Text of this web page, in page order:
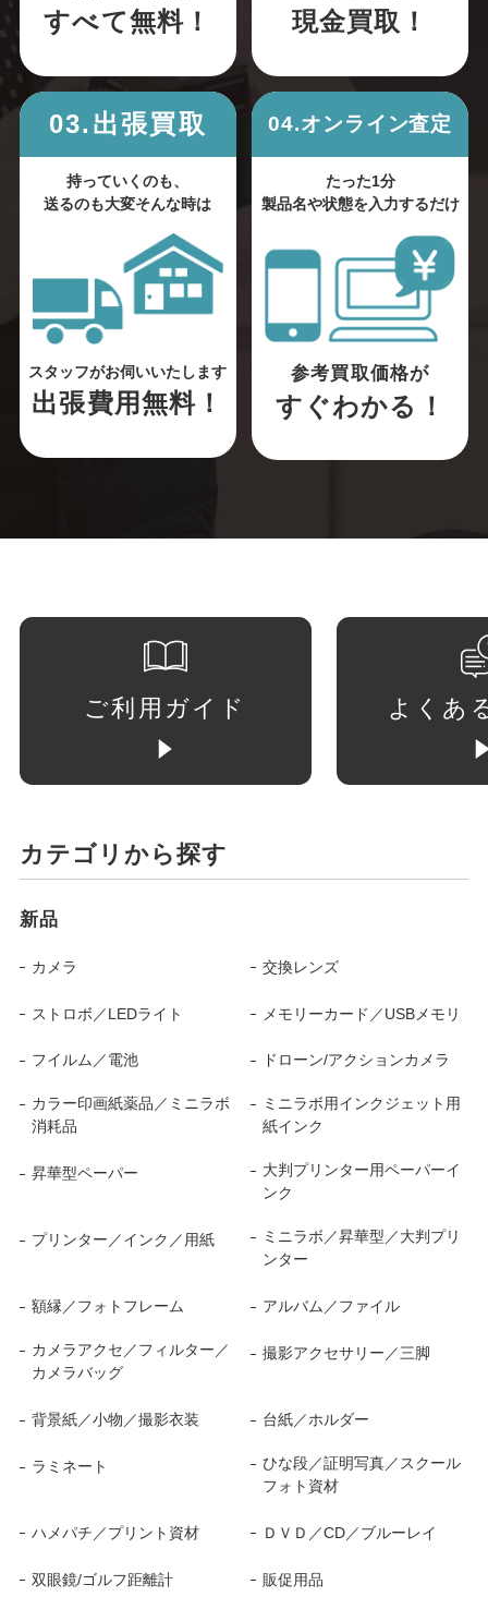
すべて無料！ 現金買取！
03.出張買取
持っていくのも、
送るのも大変そんな時は
スタッフがお伺いいたします
出張費用無料！
04.オンライン査定
たった1分
製品名や状態を入力するだけ
参考買取価格が
すぐわかる！
ご利用ガイド よくあ
カテゴリから探す
新品
カメラ 交換レンズ
ストロボ／LEDライト メモリーカード／USBメモリ
フイルム／電池 ドローン/アクションカメラ
カラー印画紙薬品／ミニラボ
消耗品
ミニラボ用インクジェット用
紙インク
昇華型ペーパー
大判プリンター用ペーパーイ
ンク
プリンター／インク／用紙
ミニラボ／昇華型／大判プリ
ンター
額縁／フォトフレーム アルバム／ファイル
カメラアクセ／フィルター／
カメラバッグ
撮影アクセサリー／三脚
背景紙／小物／撮影衣装 台紙／ホルダー
ラミネート
ひな段／証明写真／スクール
フォト資材
ハメパチ／プリント資材 ＤＶＤ／CD／ブルーレイ
双眼鏡/ゴルフ距離計 販促用品